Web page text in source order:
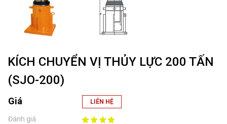
KÍCH CHUYỂN VỊ THỦY LỰC 200 TẤN
(SJO-200)
Giá LIÊN HỆ
Đánh giá